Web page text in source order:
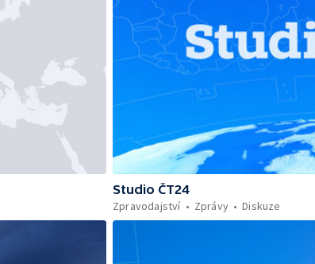
Studio ČT24
Zpravodajství
Zprávy Diskuze